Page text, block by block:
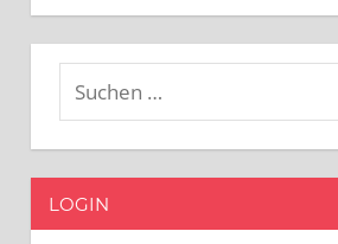
Suchen
LOGIN